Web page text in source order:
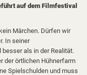
auf dem Filmfestival
Märchen. Dürfen wir
In seiner
als in der Realität.
der örtlichen Hühnerfarm
Spielschulden und muss